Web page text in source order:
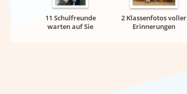
11 Schulfreunde
warten auf Sie
2 Klassenfotos voller
Erinnerungen